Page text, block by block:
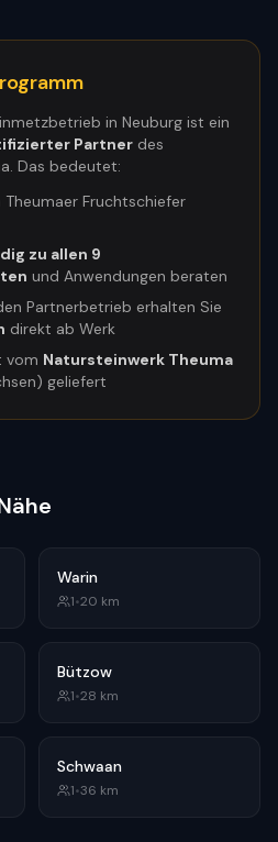
in Neuburg ist ein
Partner des
Das bedeutet:
Fruchtschiefer
zu allen 9
und Anwendungen beraten
Partnerbetrieb erhalten Sie
direkt ab Werk
vom Natursteinwerk Theuma
geliefert
Warin
1•20 km
Bützow
1•28 km
Schwaan
1•36 km